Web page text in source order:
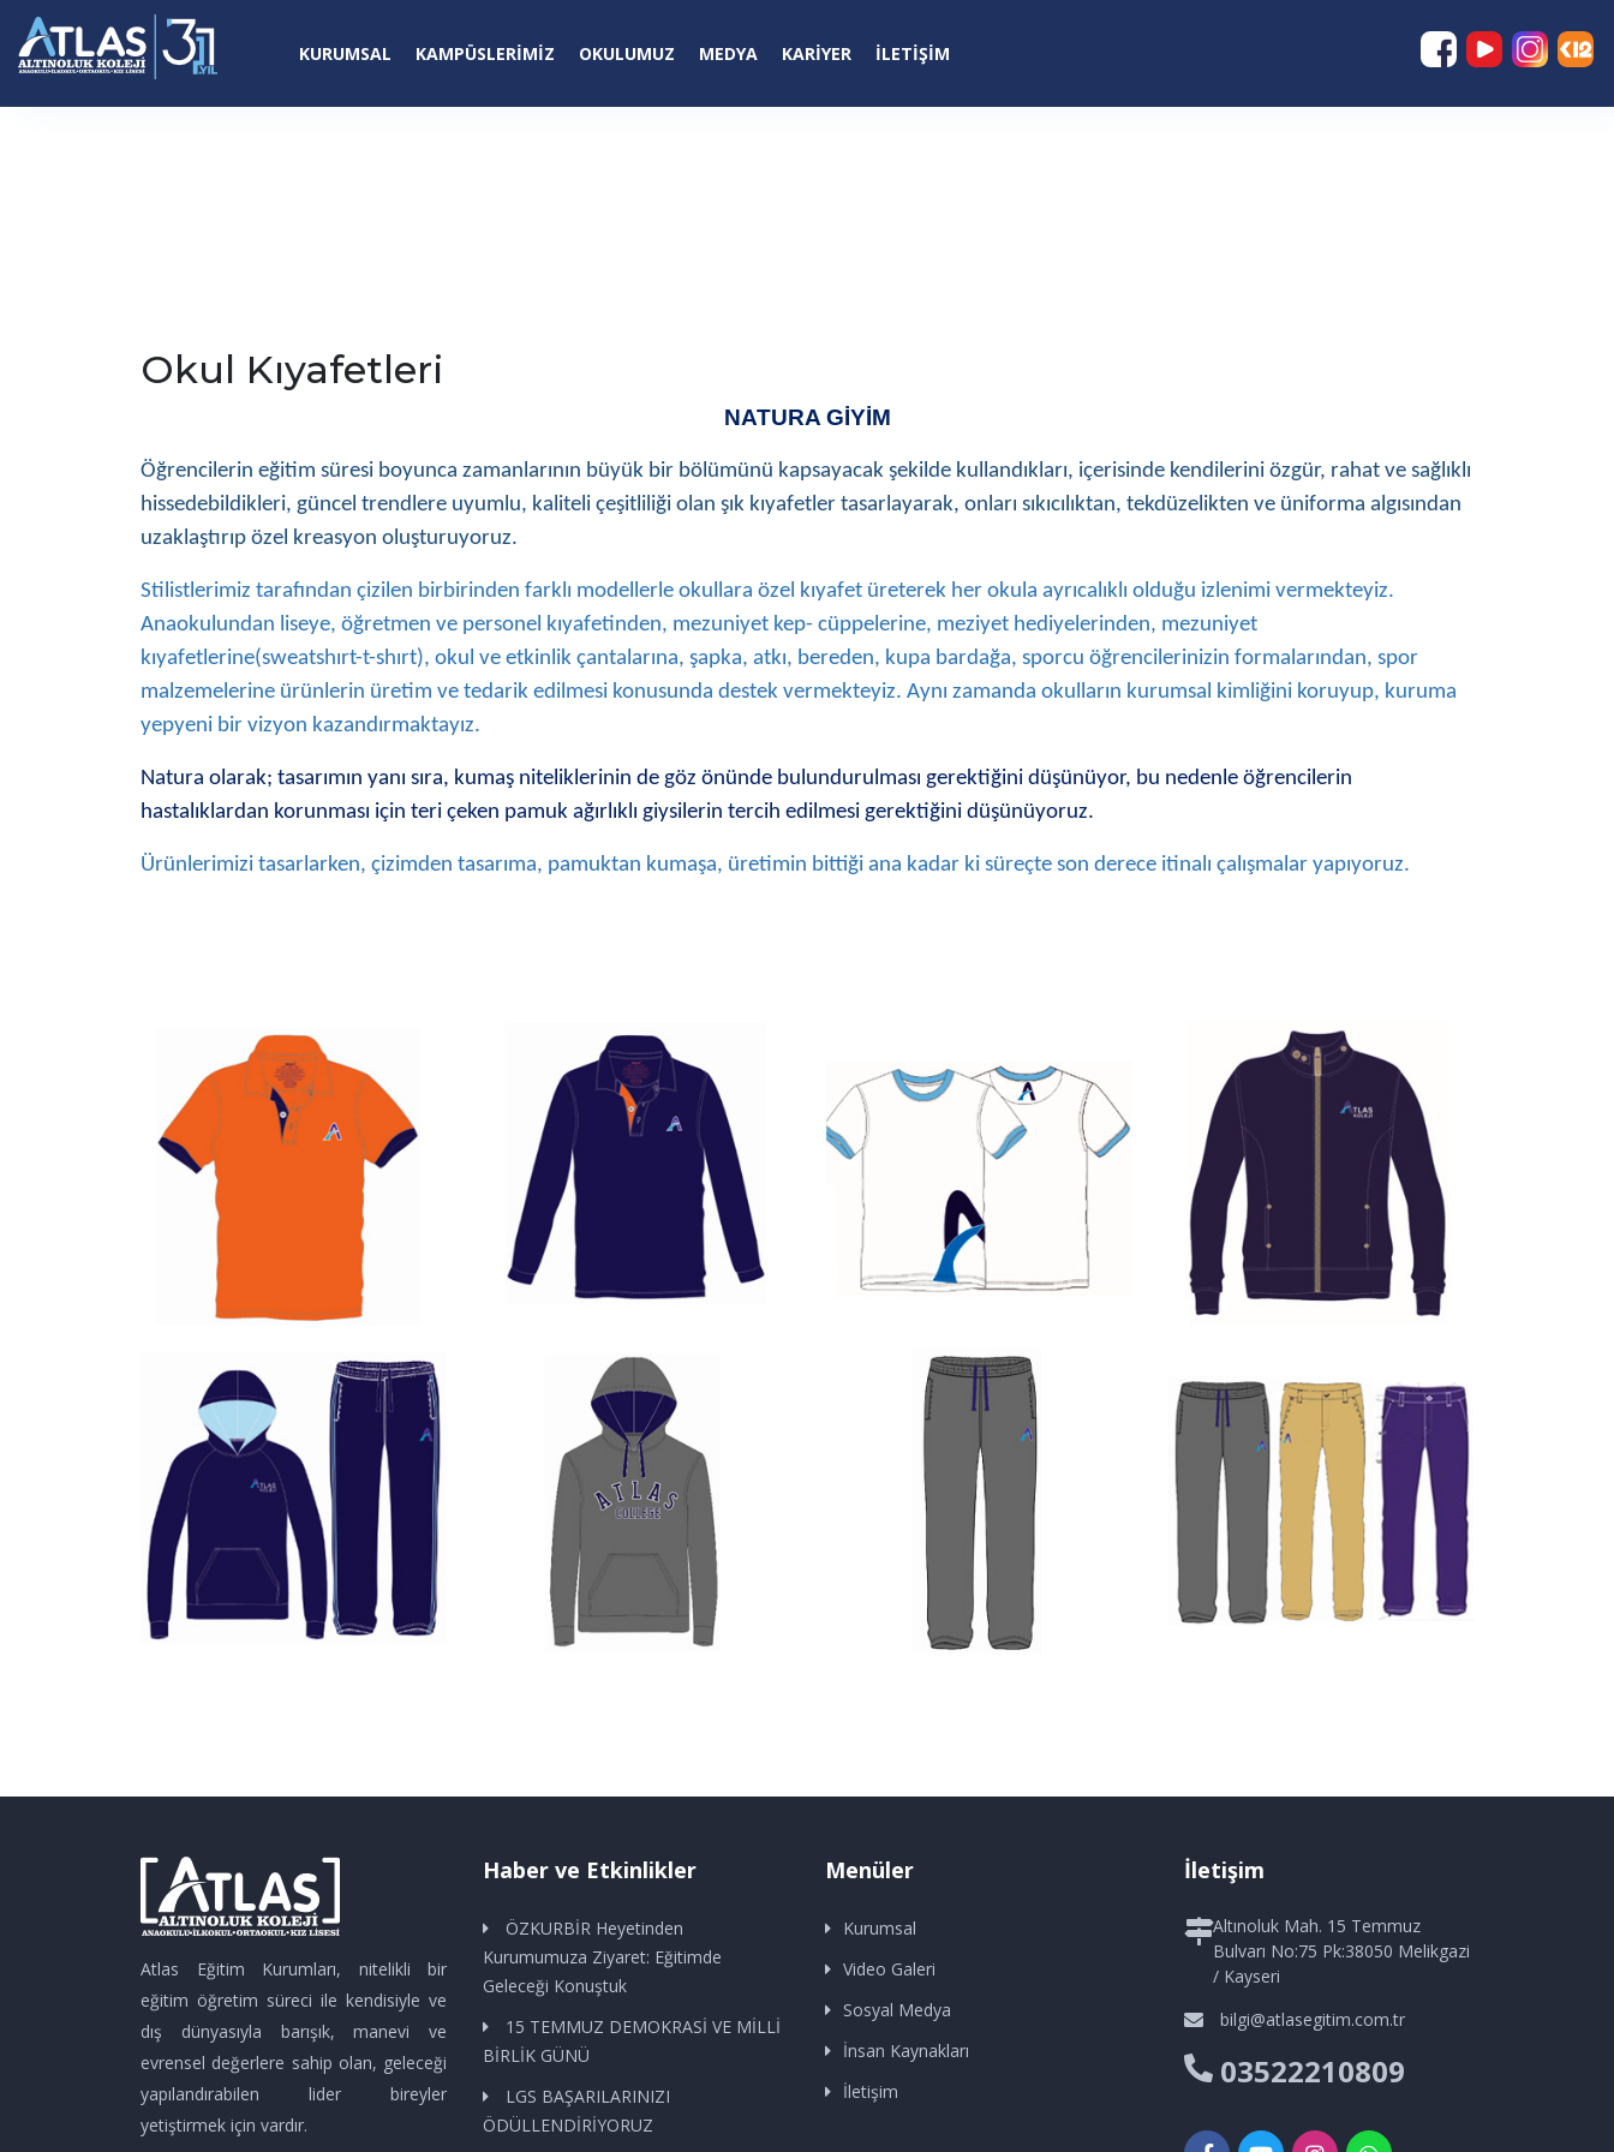
KURUMSAL KAMPÜSLERIMIZ OKULUMUZ MEDYA KARİYER İLETIŞIM
Okul Kıyafetleri
NATURA GİYİM
Öğrencilerin eğitim süresi boyunca zamanlarının büyük bir bölümünü kapsayacak şekilde kullandıkları, içerisinde kendilerini özgür, rahat ve sağlıklı
hissedebildikleri, güncel trendlere uyumlu, kaliteli çeşitliliği olan şık kıyafetler tasarlayarak, onları sıkıcılıktan, tekdüzelikten ve üniforma algısından
uzaklaştırıp özel kreasyon oluşturuyoruz.
Stilistlerimiz tarafından çizilen birbirinden farklı modellerle okullara özel kıyafet üreterek her okula ayrıcalıklı olduğu izlenimi vermekteyiz.
Anaokulundan liseye, öğretmen ve personel kıyafetinden, mezuniyet kep- cüppelerine, meziyet hediyelerinden, mezuniyet
kıyafetlerine(sweatshırt-t-shırt), okul ve etkinlik çantalarına, şapka, atkı, bereden, kupa bardağa, sporcu öğrencilerinizin formalarından, spor
malzemelerine ürünlerin üretim ve tedarik edilmesi konusunda destek vermekteyiz. Aynı zamanda okulların kurumsal kimliğini koruyup, kuruma
yepyeni bir vizyon kazandırmaktayız.
Natura olarak; tasarımın yanı sıra, kumaş niteliklerinin de göz önünde bulundurulması gerektiğini düşünüyor, bu nedenle öğrencilerin
hastalıklardan korunması için teri çeken pamuk ağırlıklı giysilerin tercih edilmesi gerektiğini düşünüyoruz.
Ürünlerimizi tasarlarken, çizimden tasarıma, pamuktan kumaşa, üretimin bittiği ana kadar ki süreçte son derece itinalı çalışmalar yapıyoruz.
Atlas Eğitim Kurumları, nitelikli bir
eğitim öğretim süreci ile kendisiyle ve
dış dünyasıyla barışık, manevi ve
evrensel değerlere sahip olan, geleceği
yapılandırabilen lider bireyler
yetiştirmek için vardır.
Haber ve Etkinlikler
ÖZKURBİR Heyetinden
Kurumumuza Ziyaret: Eğitimde
Geleceği Konuştuk
15 TEMMUZ DEMOKRASİ VE MİLLİ
BİRLİK GÜNÜ
LGS BAŞARILARINIZI
ÖDÜLLENDİRİYORUZ
Menüler
Kurumsal
Video Galeri
Sosyal Medya
İnsan Kaynakları
İletişim
İletişim
Altınoluk Mah. 15 Temmuz
Bulvarı No:75 Pk:38050 Melikgazi
/ Kayseri
bilgi@atlasegitim.com.tr
03522210809